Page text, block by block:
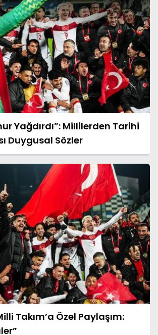
Yağdırdı”: Millilerden Tarihi
Duygusal Sözler
Takım’a Özel Paylaşım: